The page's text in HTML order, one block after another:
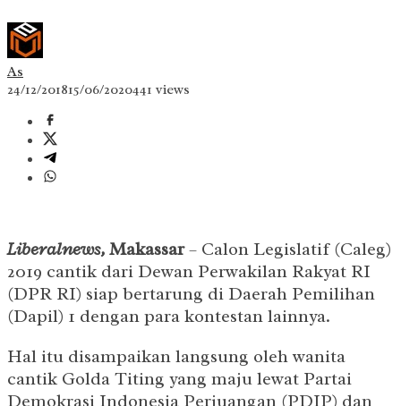
As
24/12/201815/06/2020441 views
Liberalnews, Makassar– Calon Legislatif (Caleg)
2019 cantik dari Dewan Perwakilan Rakyat RI
(DPR RI) siap bertarung di Daerah Pemilihan
(Dapil) 1 dengan para kontestan lainnya.
Hal itu disampaikan langsung oleh wanita
cantik Golda Titing yang maju lewat Partai
Demokrasi Indonesia Perjuangan (PDIP) dan